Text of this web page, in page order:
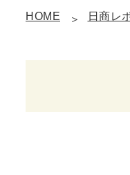
HOME 日商レ